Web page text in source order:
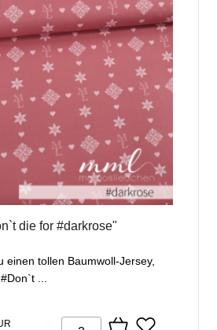
die for #darkrose"
einen tollen Baumwoll-Jersey,
...